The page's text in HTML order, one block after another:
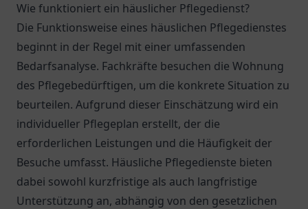
Wie funktioniert ein häuslicher Pflegedienst?
Die Funktionsweise eines häuslichen Pflegedienstes
beginnt in der Regel mit einer umfassenden
Bedarfsanalyse. Fachkräfte besuchen die Wohnung
des Pflegebedürftigen, um die konkrete Situation zu
beurteilen. Aufgrund dieser Einschätzung wird ein
individueller Pflegeplan erstellt, der die
erforderlichen Leistungen und die Häufigkeit der
Besuche umfasst. Häusliche Pflegedienste bieten
dabei sowohl kurzfristige als auch langfristige
Unterstützung an, abhängig von den gesetzlichen